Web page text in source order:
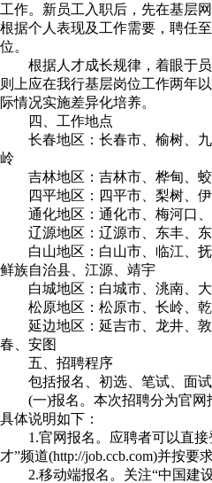
工作。新员工入职后，先在基层
根据个人表现及工作需要，聘任
位。
根据人才成长规律，着眼于员
则上应在我行基层岗位工作两年
际情况实施差异化培养。
四、工作地点
长春地区：长春市、榆树、九
岭
吉林地区：吉林市、桦甸、蛟
四平地区：四平市、梨树、伊
通化地区：通化市、梅河口、
辽源地区：辽源市、东丰、东
白山地区：白山市、临江、抚
鲜族自治县、江源、靖宇
白城地区：白城市、洮南、大
松原地区：松原市、长岭、乾
延边地区：延吉市、龙井、敦
春、安图
五、招聘程序
包括报名、初选、笔试、面试
(一)报名。本次招聘分为官网
具体说明如下：
1.官网报名。应聘者可以直接
才”频道(http://job.ccb.com)并按要
2.移动端报名。关注“中国建设